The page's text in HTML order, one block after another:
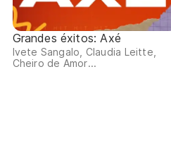
Grandes éxitos: Axé
Ivete Sangalo, Claudia Leitte,
Cheiro de Amor...